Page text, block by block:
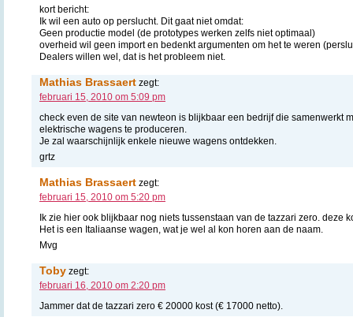
kort bericht:
Ik wil een auto op perslucht. Dit gaat niet omdat:
Geen productie model (de prototypes werken zelfs niet optimaal)
overheid wil geen import en bedenkt argumenten om het te weren
Dealers willen wel, dat is het probleem niet.
Mathias Brassaert zegt:
februari 15, 2010 om 5:09 pm
check even de site van newteon is blijkbaar een bedrijf die samenwerkt
elektrische wagens te produceren.
Je zal waarschijnlijk enkele nieuwe wagens ontdekken.
grtz
Mathias Brassaert zegt:
februari 15, 2010 om 5:20 pm
Ik zie hier ook blijkbaar nog niets tussenstaan van de tazzari zero. deze
Het is een Italiaanse wagen, wat je wel al kon horen aan de naam.
Mvg
Toby zegt:
februari 16, 2010 om 2:20 pm
Jammer dat de tazzari zero € 20000 kost (€ 17000 netto).